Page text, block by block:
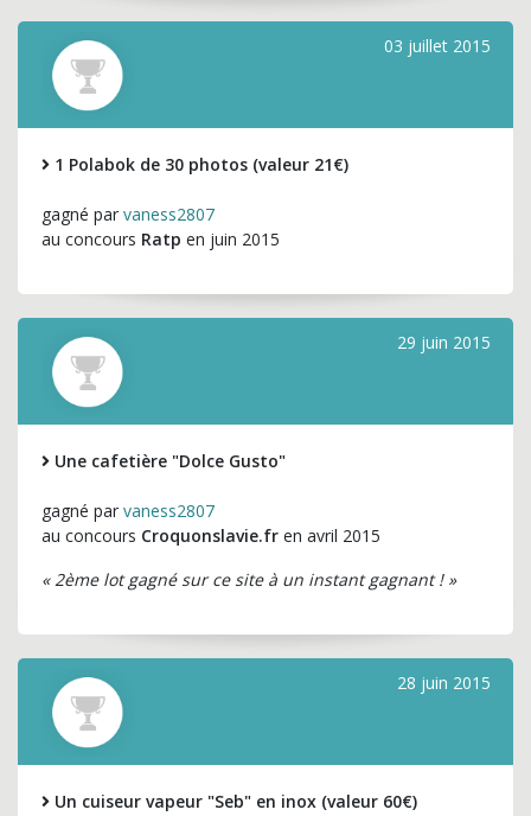
03 juillet 2015
1 Polabok de 30 photos (valeur 21€)
gagné par vaness2807
au concours Ratp en juin 2015
29 juin 2015
Une cafetière "Dolce Gusto"
gagné par vaness2807
au concours Croquonslavie.fr en avril 2015
« 2ème lot gagné sur ce site à un instant gagnant ! »
28 juin 2015
Un cuiseur vapeur "Seb" en inox (valeur 60€)